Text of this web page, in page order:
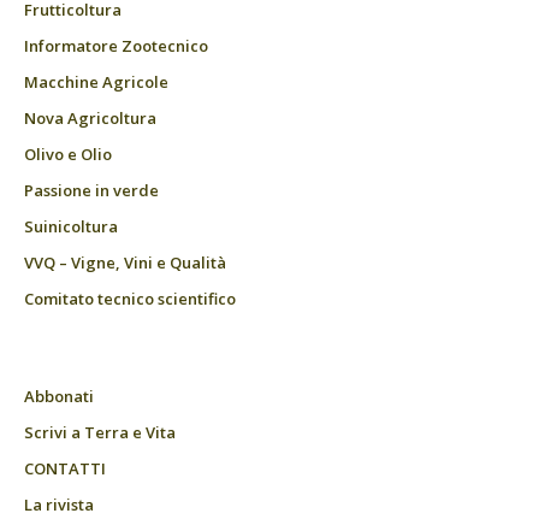
Frutticoltura
Informatore Zootecnico
Macchine Agricole
Nova Agricoltura
Olivo e Olio
Passione in verde
Suinicoltura
VVQ – Vigne, Vini e Qualità
Comitato tecnico scientifico
Abbonati
Scrivi a Terra e Vita
CONTATTI
La rivista